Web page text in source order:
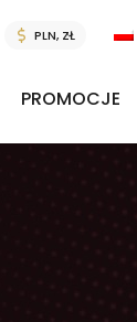
PROMOCJE